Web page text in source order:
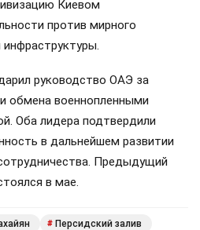
Киевом
против мирного
инфраструктуры.
руководство ОАЭ за
обмена военнопленными
Оба лидера подтвердили
в дальнейшем развитии
Предыдущий
в мае.
# Персидский залив